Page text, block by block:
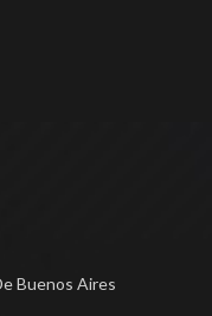
Buenos Aires